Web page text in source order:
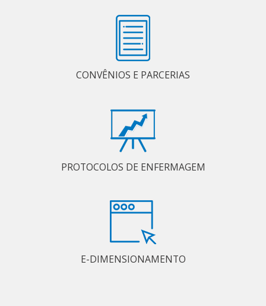
CONVÊNIOS E PARCERIAS
PROTOCOLOS DE ENFERMAGEM
E-DIMENSIONAMENTO